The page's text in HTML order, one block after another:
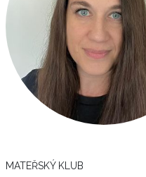
MATEŘSKÝ KLUB